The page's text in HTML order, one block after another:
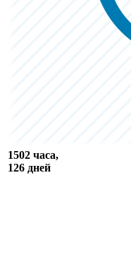
1502 часа,
126 дней